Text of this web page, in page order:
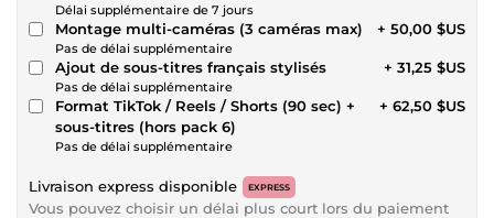
Délai supplémentaire de 7 jours
Montage multi-caméras (3 caméras max)
Pas de délai supplémentaire
+ 50,00 $US
Ajout de sous-titres français stylisés
Pas de délai supplémentaire
+ 31,25 $US
Format TikTok / Reels / Shorts (90 sec) +
sous-titres (hors pack 6)
Pas de délai supplémentaire
+ 62,50 $US
Livraison express disponible EXPRESS
Vous pouvez choisir un délai plus court lors du paiement